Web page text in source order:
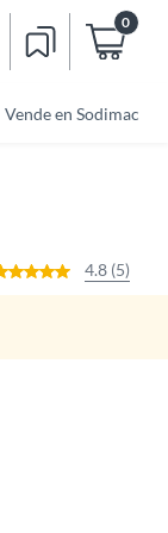
0
Vende en Sodimac
4.8 (5)